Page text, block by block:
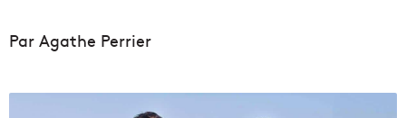
Par Agathe Perrier